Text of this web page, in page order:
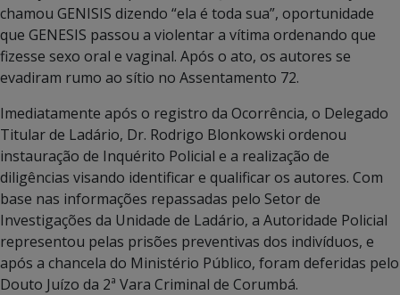
chamou GENISIS dizendo “ela é toda sua”, oportunidade
que GENESIS passou a violentar a vítima ordenando que
fizesse sexo oral e vaginal. Após o ato, os autores se
evadiram rumo ao sítio no Assentamento 72.
Imediatamente após o registro da Ocorrência, o Delegado
Titular de Ladário, Dr. Rodrigo Blonkowski ordenou
instauração de Inquérito Policial e a realização de
diligências visando identificar e qualificar os autores. Com
base nas informações repassadas pelo Setor de
Investigações da Unidade de Ladário, a Autoridade Policial
representou pelas prisões preventivas dos indivíduos, e
após a chancela do Ministério Público, foram deferidas pelo
Douto Juízo da 2ª Vara Criminal de Corumbá.